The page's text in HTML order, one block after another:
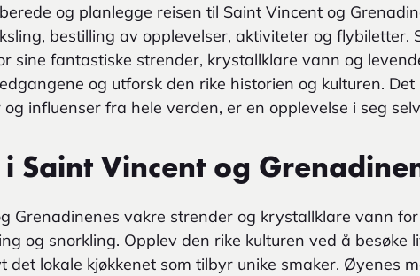
og planlegge reisen til Saint Vincent og
bestilling av opplevelser, aktiviteter og flybiletter.
sine fantastiske strender, krystallklare vann og
og utforsk den rike historien og kulturen. Det
influenser fra hele verden, er en opplevelse i seg
Saint Vincent og
Grenadinenes vakre strender og krystallklare vann
og snorkling. Opplev den rike kulturen ved å besøke
det lokale kjøkkenet som tilbyr unike smaker. Øyenes